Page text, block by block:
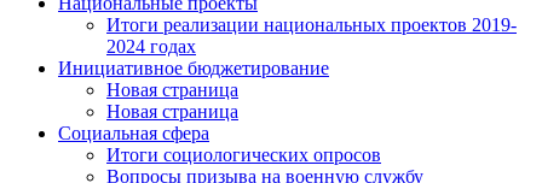
Итоги реализации национальных проектов 2019-
2024 годах
Инициативное бюджетирование
Новая страница
Новая страница
Социальная сфера
Итоги социологических опросов
Вопросы призыва на военную службу